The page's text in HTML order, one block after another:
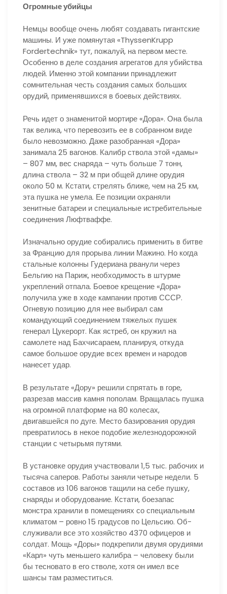
Огромные убийцы
Немцы вообще очень любят создавать гигантские
машины. И уже помянутая «ThyssenKrupp
Fordertechnik» тут, пожалуй, на первом месте.
Особенно в деле создания агрегатов для убийства
людей. Именно этой компании принадлежит
сомнительная честь создания самых больших
орудий, применявшихся в боевых действиях.
Речь идет о знаменитой мортире «Дора». Она была
так велика, что перевозить ее в собранном виде
было невозможно. Даже разобранная «Дора»
занимала 25 вагонов. Калибр ствола этой «дамы»
– 807 мм, вес снаряда – чуть больше 7 тонн,
длина ствола – 32 м при общей длине орудия
около 50 м. Кстати, стрелять ближе, чем на 25 км,
эта пушка не умела. Ее позиции охраняли
зенитные батареи и специальные истребительные
соединения Люфтваффе.
Изначально орудие собирались применить в битве
за Францию для прорыва линии Мажино. Но когда
стальные колонны Гудериана рванули через
Бельгию на Париж, необходимость в штурме
укреплений отпала. Боевое крещение «Дора»
получила уже в ходе кампании против СССР.
Огневую позицию для нее выбирал сам
командующий соединением тяжелых пушек
генерал Цукерорт. Как ястреб, он кружил на
самолете над Бахчисараем, планируя, откуда
самое большое орудие всех времен и народов
нанесет удар.
В результате «Дору» решили спрятать в горе,
разрезав массив камня пополам. Вращалась пушка
на огромной платформе на 80 колесах,
двигавшейся по дуге. Место базирования орудия
превратилось в некое подобие железнодорожной
станции с четырьмя путями.
В установке орудия участвовали 1,5 тыс. рабочих и
тысяча саперов. Работы заняли четыре недели. 5
составов из 106 вагонов тащили на себе пушку,
снаряды и оборудование. Кстати, боезапас
монстра хранили в помещениях со специальным
климатом – ровно 15 градусов по Цельсию. Об-
служивали все это хозяйство 4370 офицеров и
солдат. Мощь «Доры» подкрепили двумя орудиями
«Карл» чуть меньшего калибра – человеку были
бы тесновато в его стволе, хотя он имел все
шансы там разместиться.